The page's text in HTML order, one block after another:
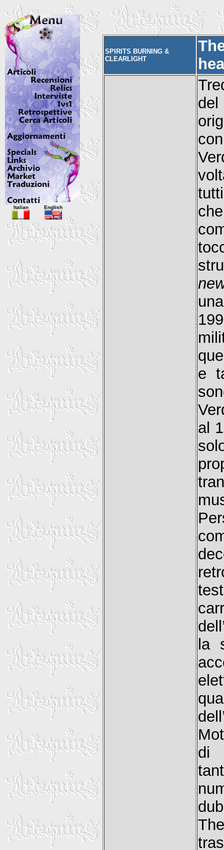
SPIRITS BURNING &
CLEARLIGHT
e
al
la
di
Italian English